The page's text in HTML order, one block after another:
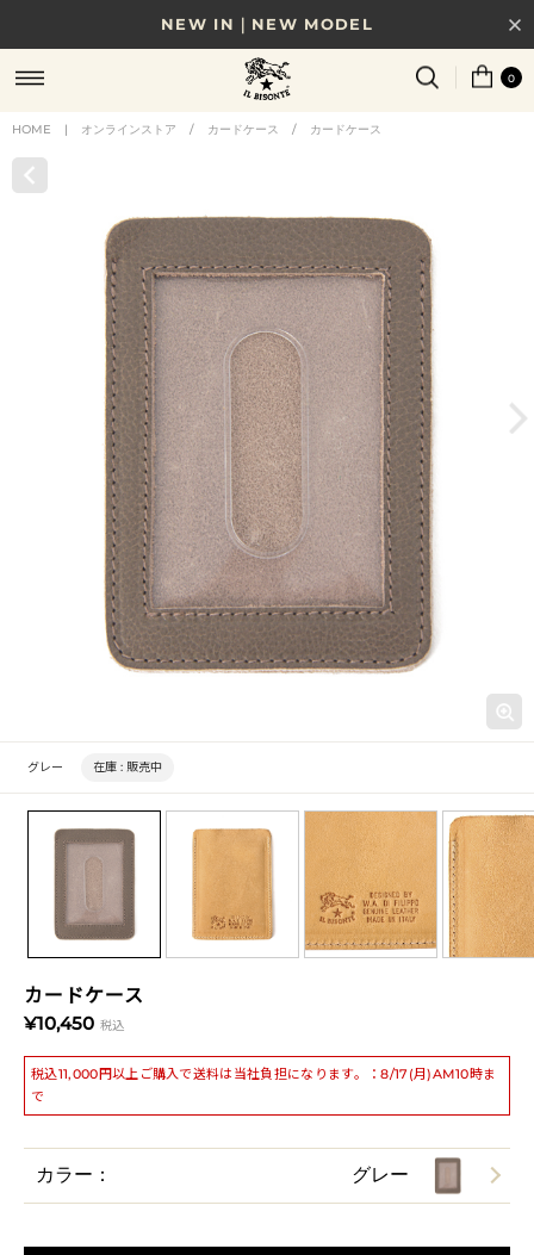
NEW IN｜NEW MODEL
8/17(月)10時まで｜税込11,000円以上で送料無料
贈る相手やシーンから選べる、新しいギフトガイド
0
HOME | オンラインストア / カードケース / カードケース
カードケース
¥10,450 税込
税込11,000円以上ご購入で送料は当社負担になります。：8/17(月)AM10時ま
で
グレー 在庫 : 販売中
カラー： グレー